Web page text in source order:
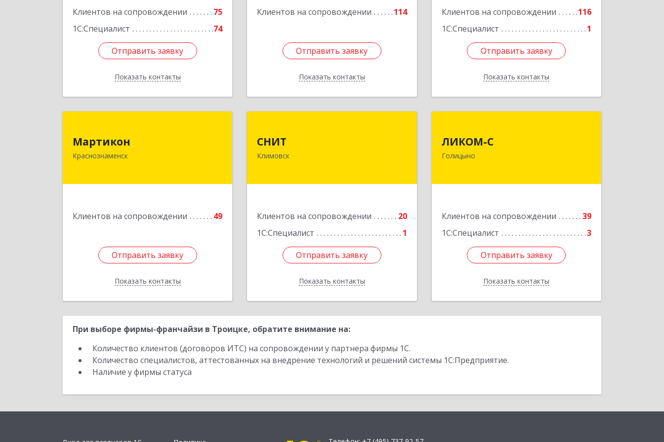
Клиентов на сопровождении
75
1С:Специалист
74
Отправить заявку
Показать контакты
Отправить заявку
Назад
Клиентов на сопровождении 114
Отправить заявку
Показать контакты
Подробнее
Отправить заявку
Назад
Клиентов на сопровождении
116
1С:Специалист
1
Отправить заявку
Показать контакты
Отправить заявку
Назад
Мартикон
Краснознаменск
Клиентов на сопровождении 49
Отправить заявку
Показать контакты
Краснознаменск г, Краснознаменная
Отправить заявку
Назад
СНИТ
Климовск
Клиентов на сопровождении
20
1С:Специалист
1
Отправить заявку
Показать контакты
Подробнее
Отправить заявку
Назад
ЛИКОМ-С
Голицыно
Клиентов на сопровождении
39
1С:Специалист
3
Отправить заявку
Показать контакты
Одинцовский р-н, Голицыно г,
Отправить заявку
Назад
При выборе фирмы-франчайзи в Троицке, обратите внимание на:
Количество клиентов (договоров ИТС) на сопровождении у партнера фирмы 1С.
Количество специалистов, аттестованных на внедрение технологий и решений системы 1С:Предприятие.
Наличие у фирмы статуса